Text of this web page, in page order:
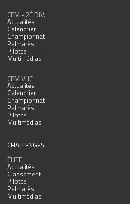
CFM - 2È DIV.
Actualités
Calendrier
Championnat
Palmarès
Pilotes
Multimédias
CFM VHC
Actualités
Calendrier
Championnat
Palmarès
Pilotes
Multimédias
CHALLENGES
ÉLITE
Actualités
Classement
Pilotes
Palmarès
Multimédias